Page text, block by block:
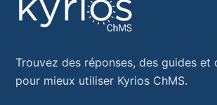
Frais
Configuration du rapport
Trouvez des réponses, des guides et
pour mieux utiliser Kyrios ChMS.